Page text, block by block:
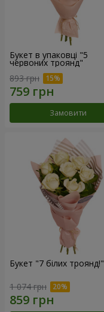
Букет в упаковці "5
червоних троянд"
893 грн
Замовити
Букет "7 білих троянд!"
1 074 грн